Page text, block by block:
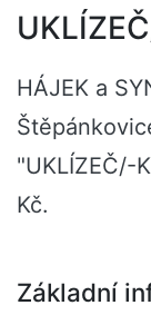
HÁJEK a
"UKLÍZEČ/-
Kč.
Základní